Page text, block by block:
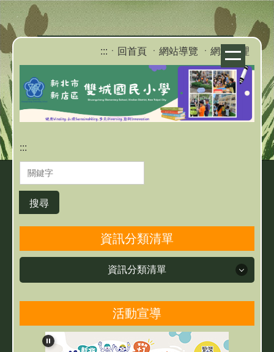
跳
到
主
要
內
容
區
::: ㆍ回首頁 ㆍ網站導覽 ㆍ網站管理
:::
搜尋
資訊分類清單
資訊分類清單
雙城團隊
活動宣導